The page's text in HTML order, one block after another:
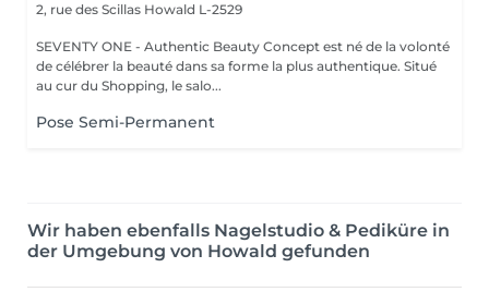
2, rue des Scillas Howald L-2529
SEVENTY ONE - Authentic Beauty Concept est né de la volonté
de célébrer la beauté dans sa forme la plus authentique. Situé
au cur du Shopping, le salo...
Pose Semi-Permanent
Wir haben ebenfalls Nagelstudio & Pediküre in
der Umgebung von Howald gefunden